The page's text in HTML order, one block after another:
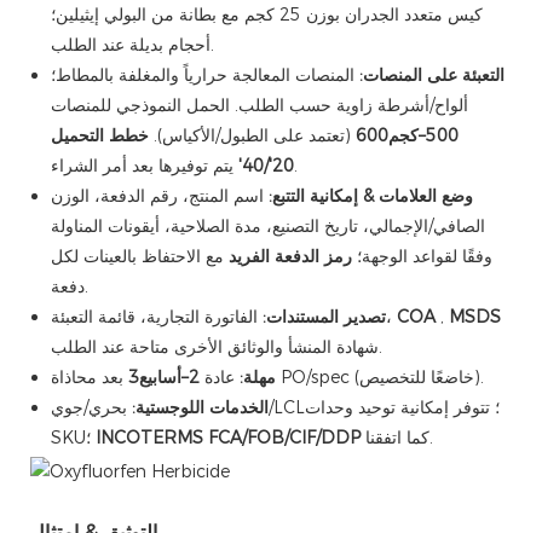
كيس متعدد الجدران بوزن 25 كجم مع بطانة من البولي إيثيلين؛
أحجام بديلة عند الطلب.
التعبئة على المنصات: المنصات المعالجة حرارياً والمغلفة بالمطاط؛
ألواح/أشرطة زاوية حسب الطلب. الحمل النموذجي للمنصات
500–كجم600
(تعتمد على الطبول/الأكياس).خطط التحميل
20'/40'يتم توفيرها بعد أمر الشراء.
وضع العلامات & إمكانية التتبع: اسم المنتج، رقم الدفعة، الوزن
الصافي/الإجمالي، تاريخ التصنيع، مدة الصلاحية، أيقونات المناولة
وفقًا لقواعد الوجهة؛رمز الدفعة الفريد مع الاحتفاظ بالعينات لكل
دفعة.
تصدير المستندات:الفاتورة التجارية، قائمة التعبئة، COA , MSDS
شهادة المنشأ والوثائق الأخرى متاحة عند الطلب.
مهلة: عادة2–أسابيع3
بعد محاذاة PO/spec (خاضعًا للتخصيص).
الخدمات اللوجستية: بحري/جوي/LCL؛ تتوفر إمكانية توحيد وحدات
SKU؛ INCOTERMS FCA/FOB/CIF/DDP كما اتفقنا.